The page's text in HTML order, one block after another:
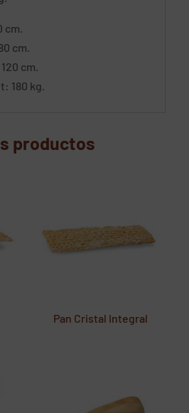
cm.
cm.
cm.
180 kg.
productos
Pan Cristal Integral